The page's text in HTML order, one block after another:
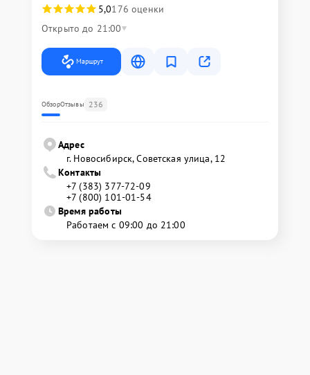
5,0176 оценки
Открыто до 21:00
Маршрут
ОбзорОтзывы 236
Адрес
г. Новосибирск, Советская улица, 12
Контакты
+7 (383) 377-72-09
+7 (800) 101-01-54
Время работы
Работаем с 09:00 до 21:00